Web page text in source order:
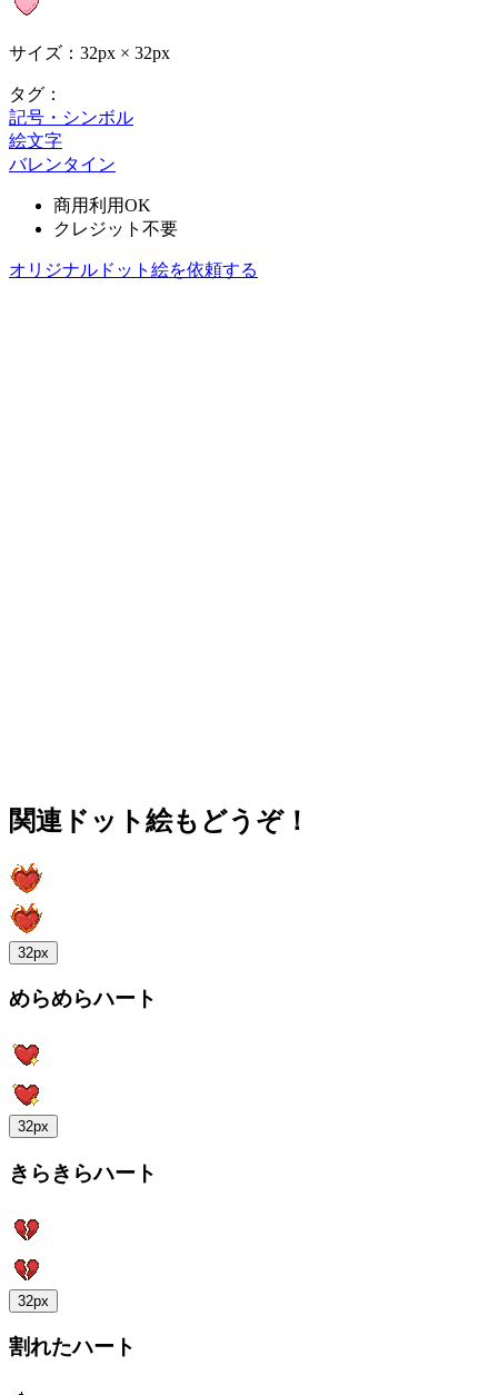
サイズ：32px × 32px
タグ：
記号・シンボル
絵文字
バレンタイン
商用利用OK
クレジット不要
オリジナルドット絵を依頼する
関連ドット絵もどうぞ！
32px
めらめらハート
32px
きらきらハート
32px
割れたハート